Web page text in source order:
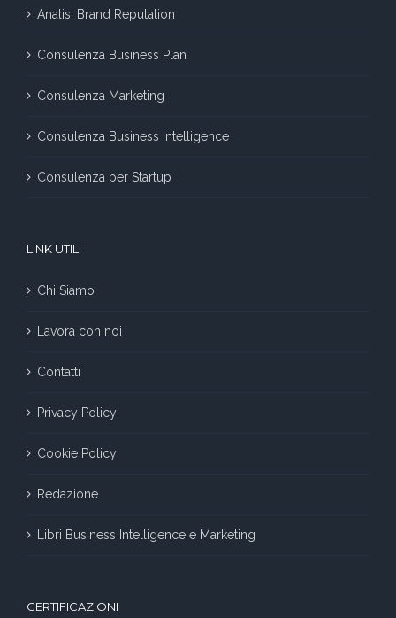
Analisi Brand Reputation
Consulenza Business Plan
Consulenza Marketing
Consulenza Business Intelligence
Consulenza per Startup
LINK UTILI
Chi Siamo
Lavora con noi
Contatti
Privacy Policy
Cookie Policy
Redazione
Libri Business Intelligence e Marketing
CERTIFICAZIONI